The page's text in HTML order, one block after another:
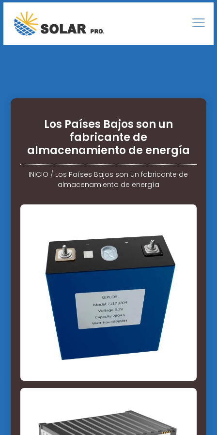
Los Países Bajos son un
fabricante de
almacenamiento de energía
INICIO / Los Países Bajos son un fabricante de
almacenamiento de energía